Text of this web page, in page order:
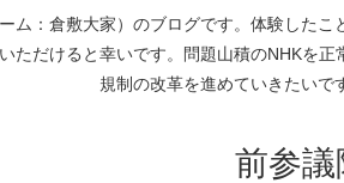
ム：倉敷大家）のブログです。体験した
ただけると幸いです。問題山積のNHKを
規制の改革を進めていきたい
前参